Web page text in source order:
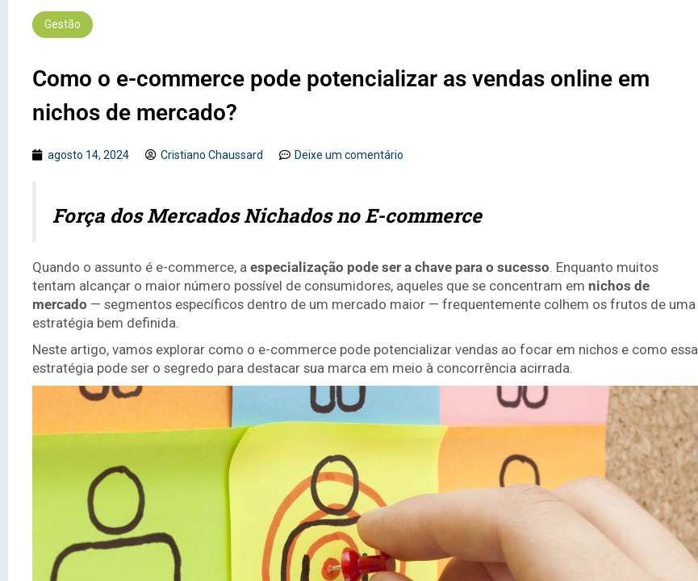
Gestão
Como o e-commerce pode potencializar as vendas online em
nichos de mercado?
agosto 14, 2024 Cristiano Chaussard Deixe um comentário
Força dos Mercados Nichados no E-commerce
Quando o assunto é e-commerce, a especialização pode ser a chave para o sucesso . Enquanto muitos
tentam alcançar o maior número possível de consumidores, aqueles que se concentram em nichos de
mercado — segmentos específicos dentro de um mercado maior — frequentemente colhem os frutos de uma
estratégia bem definida.
Neste artigo, vamos explorar como o e-commerce pode potencializar vendas ao focar em nichos e como essa
estratégia pode ser o segredo para destacar sua marca em meio à concorrência acirrada.